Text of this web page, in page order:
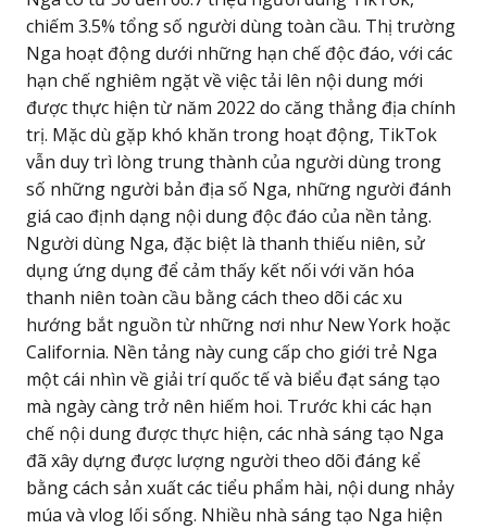
chiếm 3.5% tổng số người dùng toàn cầu. Thị trường
Nga hoạt động dưới những hạn chế độc đáo, với các
hạn chế nghiêm ngặt về việc tải lên nội dung mới
được thực hiện từ năm 2022 do căng thẳng địa chính
trị. Mặc dù gặp khó khăn trong hoạt động, TikTok
vẫn duy trì lòng trung thành của người dùng trong
số những người bản địa số Nga, những người đánh
giá cao định dạng nội dung độc đáo của nền tảng.
Người dùng Nga, đặc biệt là thanh thiếu niên, sử
dụng ứng dụng để cảm thấy kết nối với văn hóa
thanh niên toàn cầu bằng cách theo dõi các xu
hướng bắt nguồn từ những nơi như New York hoặc
California. Nền tảng này cung cấp cho giới trẻ Nga
một cái nhìn về giải trí quốc tế và biểu đạt sáng tạo
mà ngày càng trở nên hiếm hoi. Trước khi các hạn
chế nội dung được thực hiện, các nhà sáng tạo Nga
đã xây dựng được lượng người theo dõi đáng kể
bằng cách sản xuất các tiểu phẩm hài, nội dung nhảy
múa và vlog lối sống. Nhiều nhà sáng tạo Nga hiện